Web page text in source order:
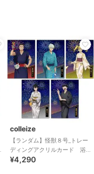
colleize
【ランダム】怪獣８号_トレー
ディングアクリルカード 浴
衣Ver. 【BOX／5パック入
¥4,290